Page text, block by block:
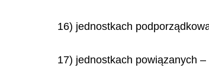
16) jednostkach
17) jednostkach powiązanych